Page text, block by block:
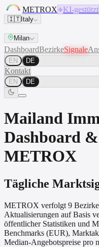
METROX KI-gestützt
🇮🇹Italy
Milan
DashboardBezirkeSignale
EN DE
Kontakt
EN DE
Mailand
Dashboard
METROX
Tägliche
METROX verfolgt 9
Aktualisierungen auf Basis
öffentlicher Statistiken und
Benchmarks (EUR),
Median-Angebotspreise pro